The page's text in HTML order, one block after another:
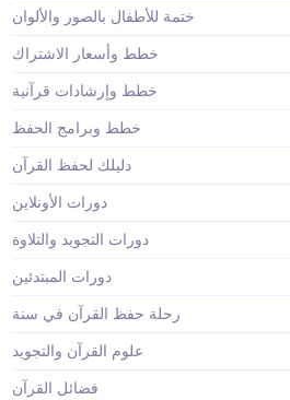
ختمة للأطفال بالصور والألوان
خطط وأسعار الاشتراك
خطط وإرشادات قرآنية
خطط وبرامج الحفظ
دليلك لحفظ القرآن
دورات الأونلاين
دورات التجويد والتلاوة
دورات المبتدئين
رحلة حفظ القرآن في سنة
علوم القرآن والتجويد
فضائل القرآن